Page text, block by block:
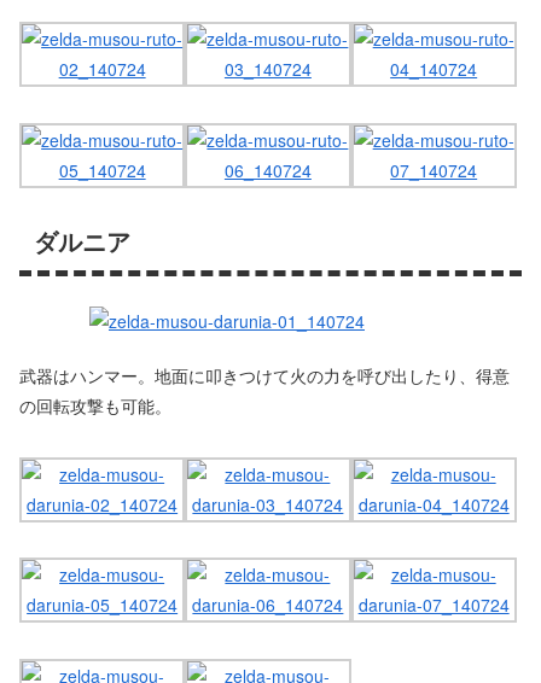
ダルニア
武器はハンマー。地面に叩きつけて火の力を呼び出したり、得意
の回転攻撃も可能。